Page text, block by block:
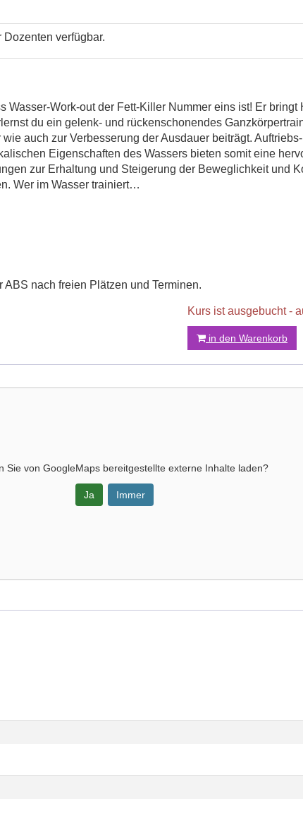
verfügbar.
Work-out der Fett-Killer Nummer eins ist! Er bringt
du ein gelenk- und rückenschonendes
auch zur Verbesserung der Ausdauer beiträgt.
Eigenschaften des Wassers bieten somit eine
zur Erhaltung und Steigerung der Beweglichkeit und
Wer im Wasser trainiert…
nach freien Plätzen und Terminen.
Kurs ist ausgebucht -
in den Warenkorb
Sie vonGoogleMaps bereitgestellte externe Inhalte laden?
Ja Immer